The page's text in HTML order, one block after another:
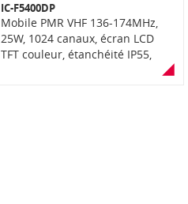
IC-F5400DP
Mobile PMR VHF 136-174MHz,
25W, 1024 canaux, écran LCD
TFT couleur, étanchéité IP55,
fonction "AquaQuake" (éjection